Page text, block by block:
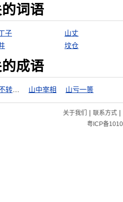
词语
子
山丈
坟仓
成语
山中宰相 山亏一篑
关于我们 | 联系方式|
粤ICP备